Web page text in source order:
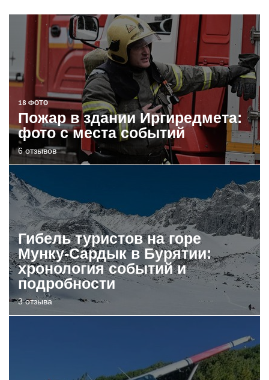
18 ФОТО
Пожар в здании Иргиредмета:
фото с места событий
6 отзывов
Гибель туристов на горе
Мунку-Сардык в Бурятии:
хронология событий и
подробности
3 отзыва